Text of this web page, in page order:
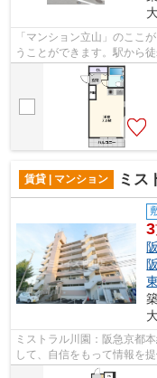
「マンション立山」のここ
うことができます。駅から
な立地です。造りとデザイ
賃貸 | マンション ミス
3
ミストラル川園：阪急京都
して、自信をもって情報を
初期費用がお支払いいただけ